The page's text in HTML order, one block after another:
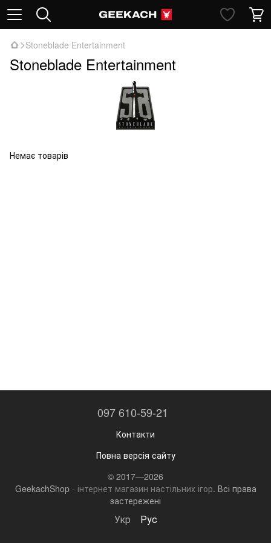
Stoneblade Entertainment
Stoneblade Entertainment
Немає товарів
097 610-59-21
Контакти
Повна версія сайту
© 2017—2026
GeekachShop - інтернет магазин настільних ігор. Всі права
застережені
Укр Рус